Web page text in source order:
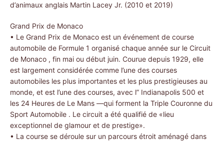
d’animaux anglais Martin Lacey Jr. (2010 et 2019)
Grand Prix de Monaco
• Le Grand Prix de Monaco est un événement de course
automobile de Formule 1 organisé chaque année sur le Circuit
de Monaco , fin mai ou début juin. Courue depuis 1929, elle
est largement considérée comme l’une des courses
automobiles les plus importantes et les plus prestigieuses au
monde, et est l’une des courses, avec l” Indianapolis 500 et
les 24 Heures de Le Mans —qui forment la Triple Couronne du
Sport Automobile . Le circuit a été qualifié de «lieu
exceptionnel de glamour et de prestige».
• La course se déroule sur un parcours étroit aménagé dans